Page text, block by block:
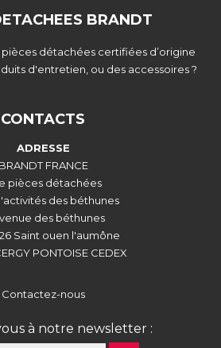
BRANDT
détachées certifiées d’origine
d'entretien, ou des accessoires ?
CONTACTS
ADRESSE
BRANDT FRANCE
pièces détachées
des béthunes
des béthunes
Saint ouen l'aumône
PONTOISE CEDEX
Contactez-nous
à notre newsletter :